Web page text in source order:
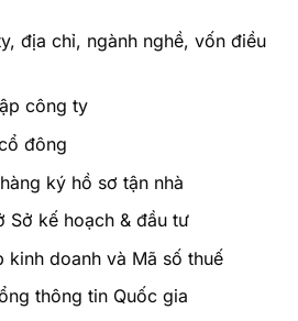
địa chỉ, ngành nghề, vốn điều
công ty
đông
ký hồ sơ tận nhà
Sở kế hoạch & đầu tư
doanh và Mã số thuế
thông tin Quốc gia